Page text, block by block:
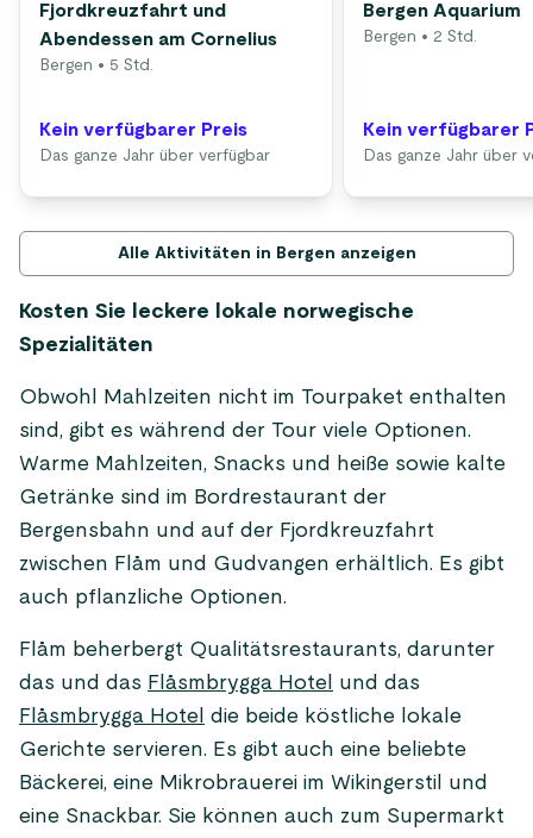
Fjordkreuzfahrt und
Abendessen am Cornelius
Bergen • 5 Std.
Kein verfügbarer Preis
Das ganze Jahr über verfügbar
Bergen Aquarium
Bergen • 2 Std.
Kein verfügbarer
Das ganze Jahr über
Alle Aktivitäten in Bergen anzeigen
Kosten Sie leckere lokale norwegische
Spezialitäten
Obwohl Mahlzeiten nicht im Tourpaket enthalten
sind, gibt es während der Tour viele Optionen.
Warme Mahlzeiten, Snacks und heiße sowie kalte
Getränke sind im Bordrestaurant der
Bergensbahn und auf der Fjordkreuzfahrt
zwischen Flåm und Gudvangen erhältlich. Es gibt
auch pflanzliche Optionen.
Flåm beherbergt Qualitätsrestaurants, darunter
das und das Flåsmbrygga Hotel
und das
Flåsmbrygga Hotel die beide köstliche lokale
Gerichte servieren. Es gibt auch eine beliebte
Bäckerei, eine Mikrobrauerei im Wikingerstil und
eine Snackbar. Sie können auch zum Supermarkt